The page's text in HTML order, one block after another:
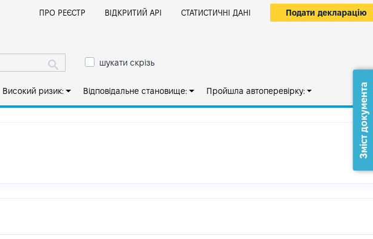
ПРО РЕЄСТР ВІДКРИТИЙ АРІ СТАТИСТИЧНІ ДАНІ Подати декларацію
шукати скрізь
Високий ризик: Відповідальне становище: Пройшла автоперевірку: Зміст документа